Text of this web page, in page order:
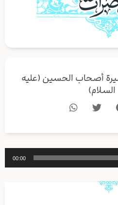
أصحاب الحسين (عليه
السلام)
00:00